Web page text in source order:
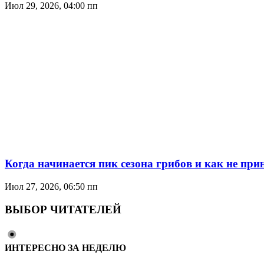
Июл 29, 2026, 04:00 пп
Когда начинается пик сезона грибов и как не
Июл 27, 2026, 06:50 пп
ВЫБОР ЧИТАТЕЛЕЙ
ИНТЕРЕСНО ЗА НЕДЕЛЮ